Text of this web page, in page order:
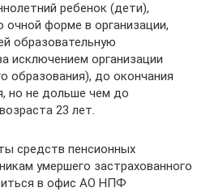
ребенок (дети),
форме в организации,
образовательную
исключением организации
образования), до окончания
но не дольше чем до
23 лет.
средств пенсионных
умершего застрахованного
в офис АО НПФ